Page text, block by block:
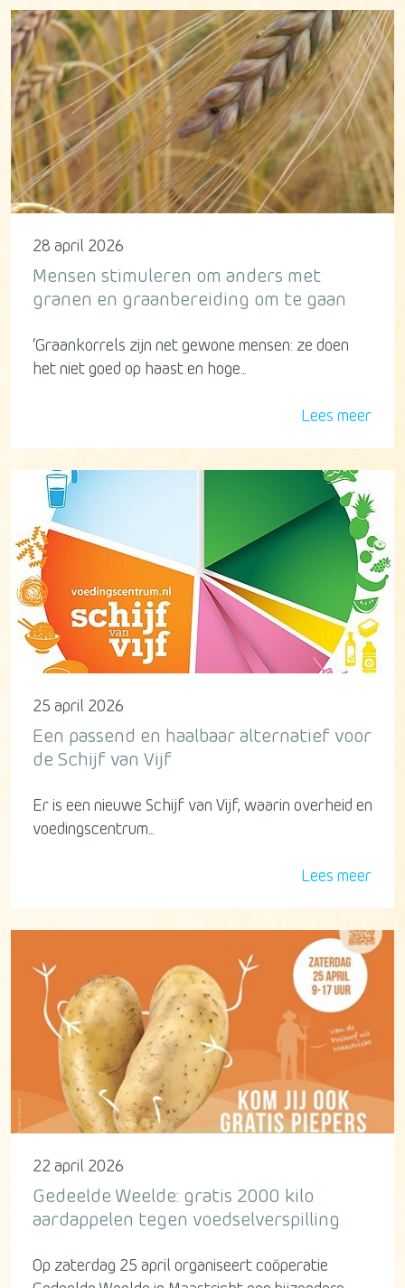
28 april 2026
Mensen stimuleren om anders met
granen en graanbereiding om te gaan
‘Graankorrels zijn net gewone mensen: ze doen
het niet goed op haast en hoge...
Lees meer
25 april 2026
Een passend en haalbaar alternatief voor
de Schijf van Vijf
Er is een nieuwe Schijf van Vijf, waarin overheid en
voedingscentrum...
Lees meer
22 april 2026
Gedeelde Weelde: gratis 2000 kilo
aardappelen tegen voedselverspilling
Op zaterdag 25 april organiseert coöperatie